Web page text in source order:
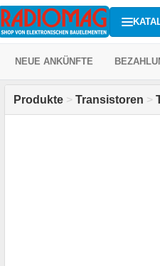
NEUE ANKÜNFTE
Produkte > Transistoren >